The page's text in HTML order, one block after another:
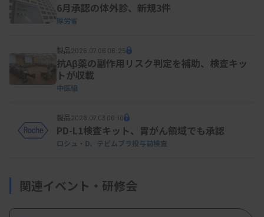
6月承認の体外診、新規3件
厚労省
製品2026.07.06 06:25
抗Aβ薬の副作用リスク判定を補助、検査キッ
トが収載
中医協
製品2026.07.03 06:10
PD-L1検査キット、胃がん領域でも承認
ロシュ・D、テビムブラ投与前検査
関連イベント・研修会